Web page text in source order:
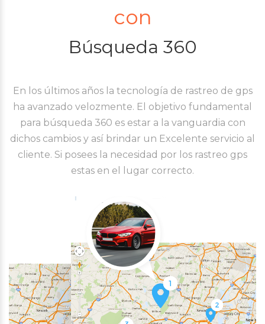
con
Búsqueda 360
En los últimos años la tecnología de rastreo de gps
ha avanzado velozmente. El objetivo fundamental
para búsqueda 360 es estar a la vanguardia con
dichos cambios y así brindar un Excelente servicio al
cliente. Si posees la necesidad por los rastreo gps
estas en el lugar correcto.